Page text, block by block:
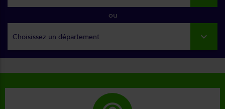
ou
Choisissez un département